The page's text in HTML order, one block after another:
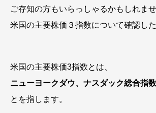
ご存知の方もいらっしゃるかもしれませ
米国の主要株価３指数について確認し
米国の主要株価3指数とは、
ニューヨークダウ、ナスダック総合指
とを指します。